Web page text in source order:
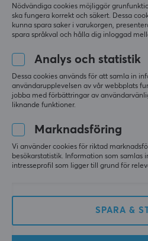
Mighty Setups
Mighty Nature
Musmatta - XXL
(4)
Nödvändiga cookies möjliggör
ska fungera korrekt och säkert. Dessa
kunna spara saker i varukorgen,
spara språkval och hålla dig inloggad
Analys och statistik
Dessa cookies används för att samla in
användarupplevelsen av vår webbplats
jobba med förbättringar av
liknande funktioner.
Marknadsföring
Vi använder cookies för riktad
besökarstatistik. Information som samlas
intresseprofil som ligger till grund för
SPARA &